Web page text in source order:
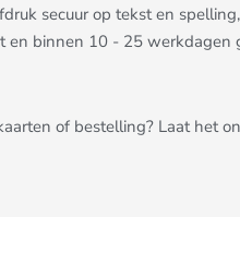
secuur op tekst en
en binnen 10 - 25 werkdagen
of bestelling? Laat het